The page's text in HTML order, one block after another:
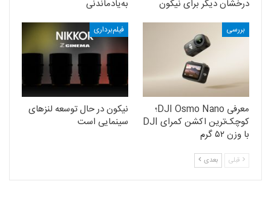
درخشان دیگر برای نیکون
به‌یادماندنی
بررسی
معرفی DJI Osmo Nano؛
کوچک‌ترین اکشن کمرای DJI
با وزن ۵۲ گرم
فیلم‌برداری
نیکون در حال توسعه‌ لنزهای
سینمایی است
قبلی بعدی